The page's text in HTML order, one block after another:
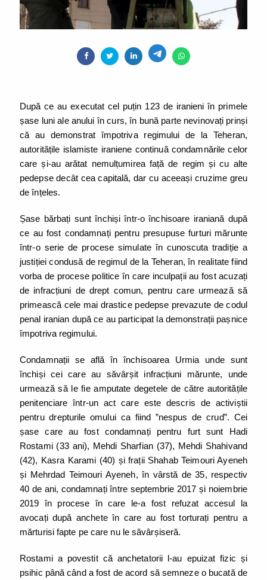
După ce au executat cel puțin 123 de iranieni în primele
șase luni ale anului în curs, în bună parte nevinovați prinși
că au demonstrat împotriva regimului de la Teheran,
autoritățile islamiste iraniene continuă condamnările celor
care și-au arătat nemulțumirea față de regim și cu alte
pedepse decât cea capitală, dar cu aceeași cruzime greu
de înțeles.
Șase bărbați sunt închiși într-o închisoare iraniană după
ce au fost condamnați pentru presupuse furturi mărunte
într-o serie de procese simulate în cunoscuta tradiție a
justiției condusă de regimul de la Teheran, în realitate fiind
vorba de procese politice în care inculpații au fost acuzați
de infracțiuni de drept comun, pentru care urmează să
primească cele mai drastice pedepse prevazute de codul
penal iranian după ce au participat la demonstrații pașnice
împotriva regimului.
Condamnații se află în închisoarea Urmia unde sunt
închiși cei care au săvârșit infracțiuni mărunte, unde
urmează să le fie amputate degetele de către autoritățile
penitenciare într-un act care este descris de activiștii
pentru drepturile omului ca fiind ”nespus de crud”. Cei
șase care au fost condamnați pentru furt sunt Hadi
Rostami (33 ani), Mehdi Sharfian (37), Mehdi Shahivand
(42), Kasra Karami (40) și frații Shahab Teimouri Ayeneh
și Mehrdad Teimouri Ayeneh, în vârstă de 35, respectiv
40 de ani, condamnați între septembrie 2017 și noiembrie
2019 în procese în care le-a fost refuzat accesul la
avocați după anchete în care au fost torturați pentru a
mărturisi fapte pe care nu le săvârșiseră.
Rostami a povestit că anchetatorii l-au epuizat fizic și
psihic până când a fost de acord să semneze o bucată de